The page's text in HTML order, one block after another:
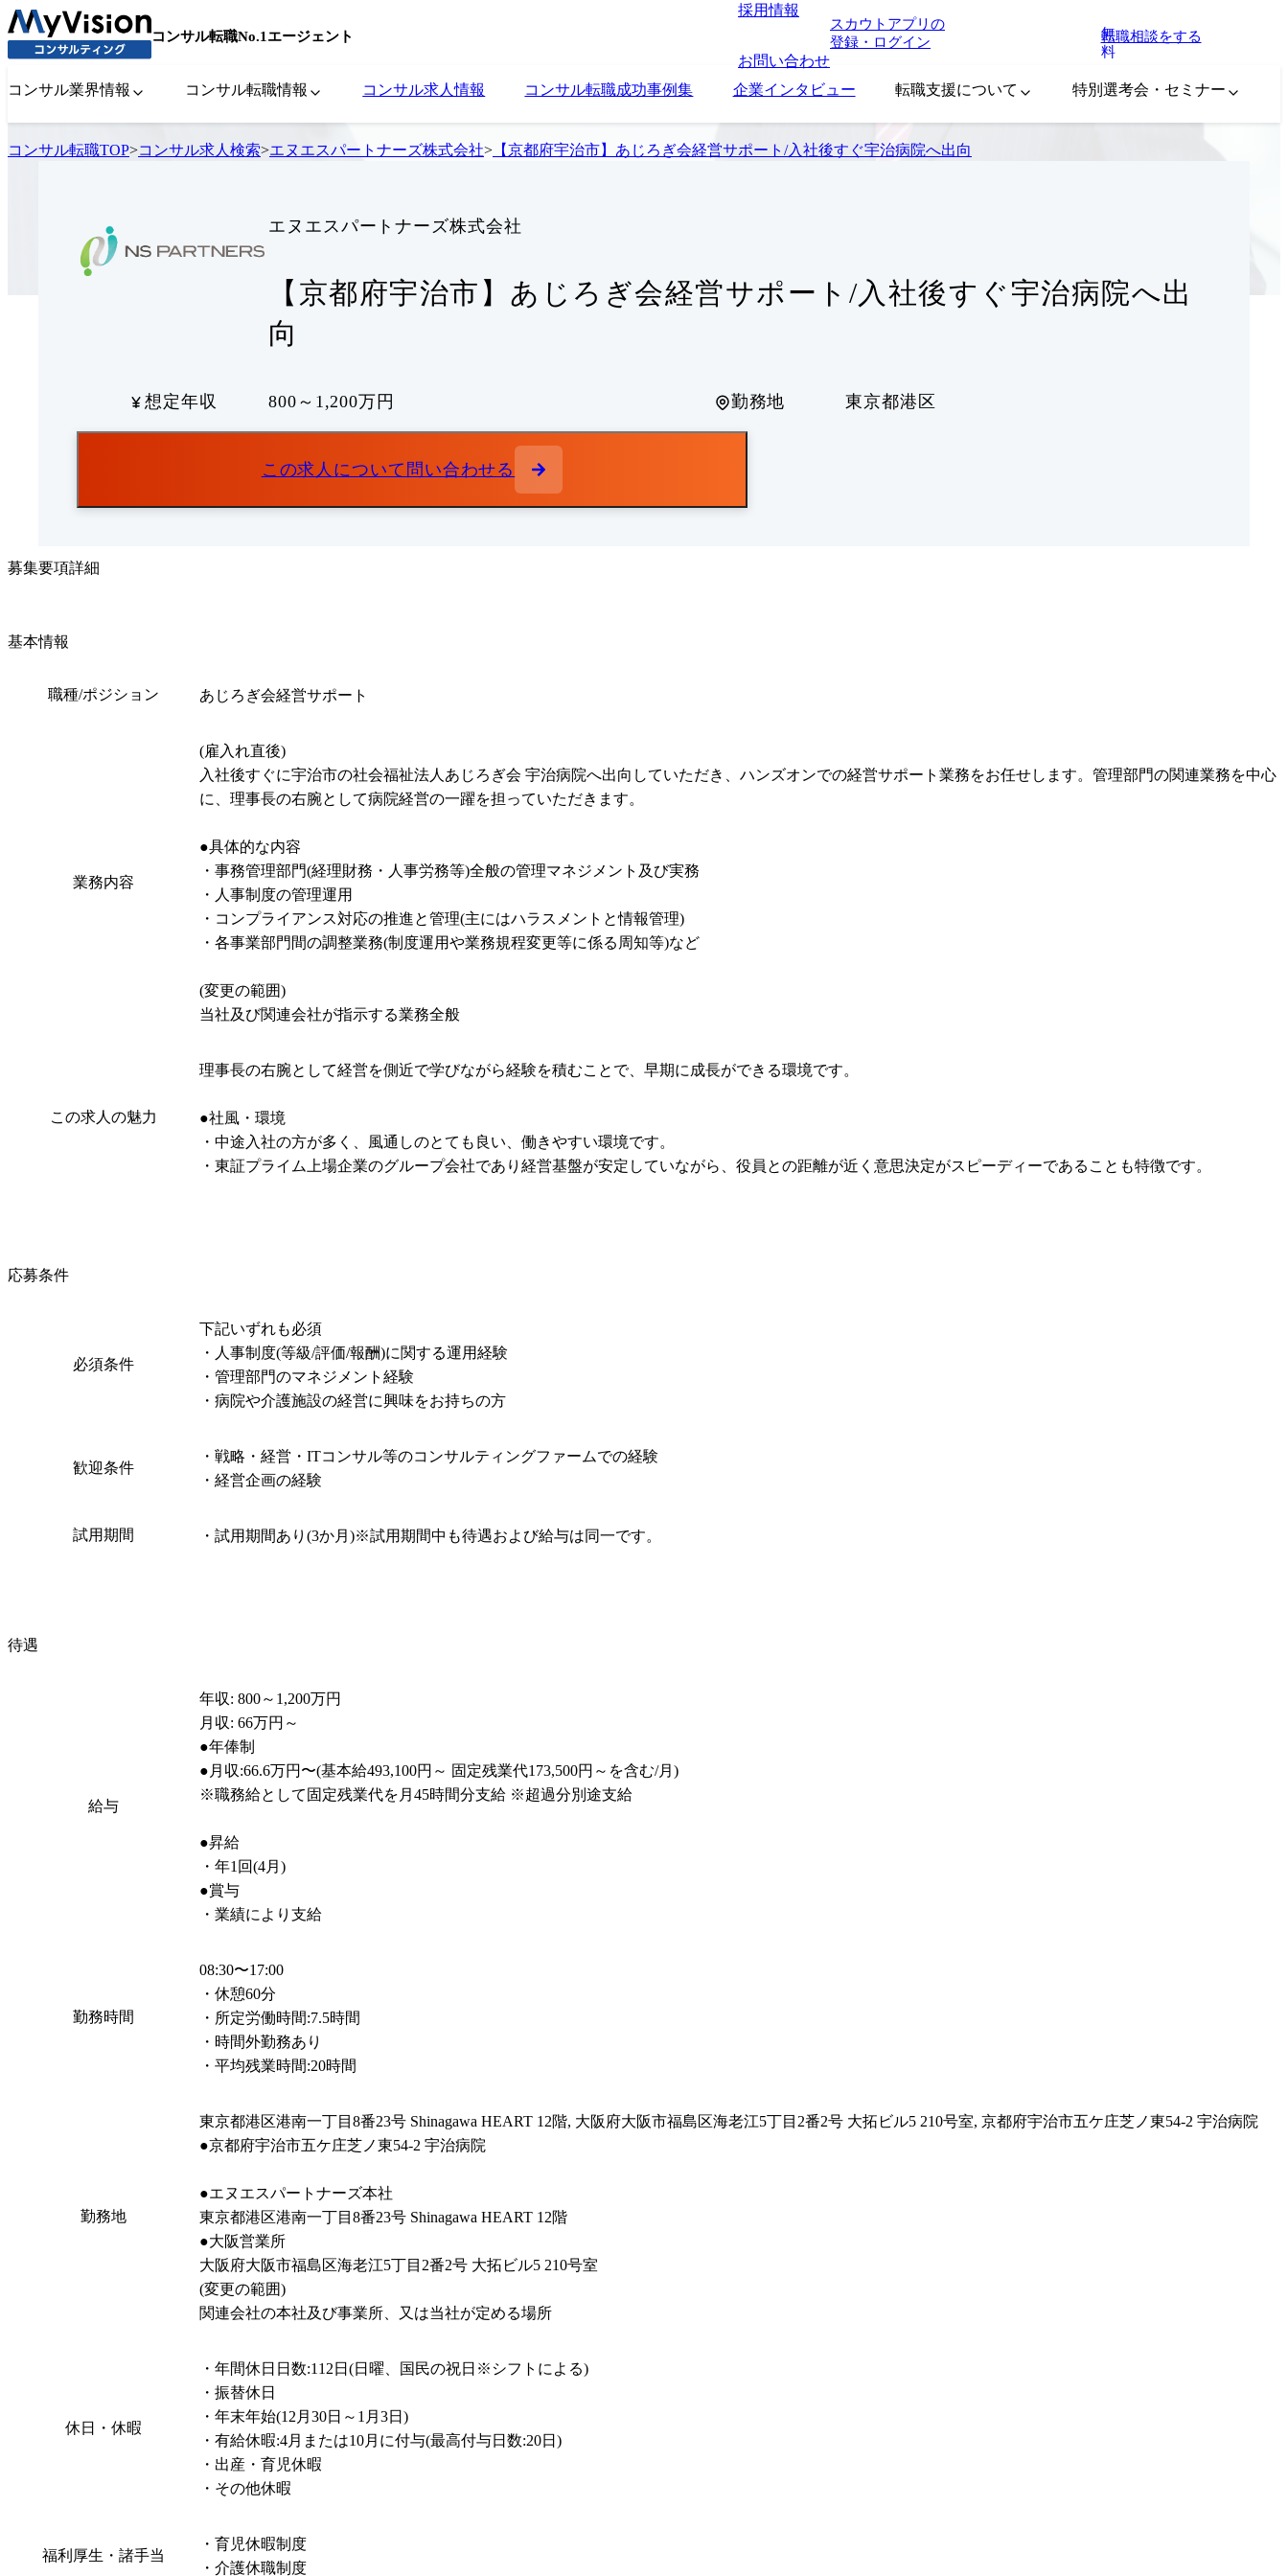
コンサル転職No.1エージェント
採用情報
お問い合わせ
スカウトアプリの
登録・ログイン
無
料
転職相談をする
コンサル業界情報 コンサル転職情報 コンサル求人情報 コンサル転職成功事例集 企業インタビュー 転職支援について 特別選考会・セミナー
コンサル転職TOP>コンサル求人検索>エヌエスパートナーズ株式会社> 【京都府宇治市】あじろぎ会経営サポート/入社後すぐ宇治病院へ出向
エヌエスパートナーズ株式会社
【京都府宇治市】あじろぎ会経営サポート/入社後すぐ宇治病院へ出
向
想定年収 800～1,200万円 勤務地 東京都港区
この求人について問い合わせる
募集要項詳細
基本情報
職種/ポジション あじろぎ会経営サポート
業務内容
(雇入れ直後)
入社後すぐに宇治市の社会福祉法人あじろぎ会 宇治病院へ出向していただき、ハンズオンでの経営サポート業務をお任せします。管理部門の関連業務を中心
に、理事長の右腕として病院経営の一躍を担っていただきます。
●具体的な内容
・事務管理部門(経理財務・人事労務等)全般の管理マネジメント及び実務
・人事制度の管理運用
・コンプライアンス対応の推進と管理(主にはハラスメントと情報管理)
・各事業部門間の調整業務(制度運用や業務規程変更等に係る周知等)など
(変更の範囲)
当社及び関連会社が指示する業務全般
この求人の魅力
理事長の右腕として経営を側近で学びながら経験を積むことで、早期に成長ができる環境です。
●社風・環境
・中途入社の方が多く、風通しのとても良い、働きやすい環境です。
・東証プライム上場企業のグループ会社であり経営基盤が安定していながら、役員との距離が近く意思決定がスピーディーであることも特徴です。
応募条件
必須条件
下記いずれも必須
・人事制度(等級/評価/報酬)に関する運用経験
・管理部門のマネジメント経験
・病院や介護施設の経営に興味をお持ちの方
歓迎条件
・戦略・経営・ITコンサル等のコンサルティングファームでの経験
・経営企画の経験
試用期間 ・試用期間あり(3か月)※試用期間中も待遇および給与は同一です。
待遇
給与
年収: 800～1,200万円
月収: 66万円～
●年俸制
●月収:66.6万円〜(基本給493,100円～ 固定残業代173,500円～を含む/月)
※職務給として固定残業代を月45時間分支給 ※超過分別途支給
●昇給
・年1回(4月)
●賞与
・業績により支給
勤務時間
08:30〜17:00
・休憩60分
・所定労働時間:7.5時間
・時間外勤務あり
・平均残業時間:20時間
勤務地
東京都港区港南一丁目8番23号 Shinagawa HEART 12階, 大阪府大阪市福島区海老江5丁目2番2号 大拓ビル5 210号室, 京都府宇治市五ケ庄芝ノ東54-2 宇治病院
●京都府宇治市五ケ庄芝ノ東54-2 宇治病院
●エヌエスパートナーズ本社
東京都港区港南一丁目8番23号 Shinagawa HEART 12階
●大阪営業所
大阪府大阪市福島区海老江5丁目2番2号 大拓ビル5 210号室
(変更の範囲)
関連会社の本社及び事業所、又は当社が定める場所
休日・休暇
・年間休日日数:112日(日曜、国民の祝日※シフトによる)
・振替休日
・年末年始(12月30日～1月3日)
・有給休暇:4月または10月に付与(最高付与日数:20日)
・出産・育児休暇
・その他休暇
福利厚生・諸手当
・育児休暇制度
・介護休職制度